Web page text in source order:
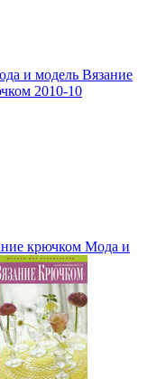
и модель Вязание
2010-10
крючком Мода и